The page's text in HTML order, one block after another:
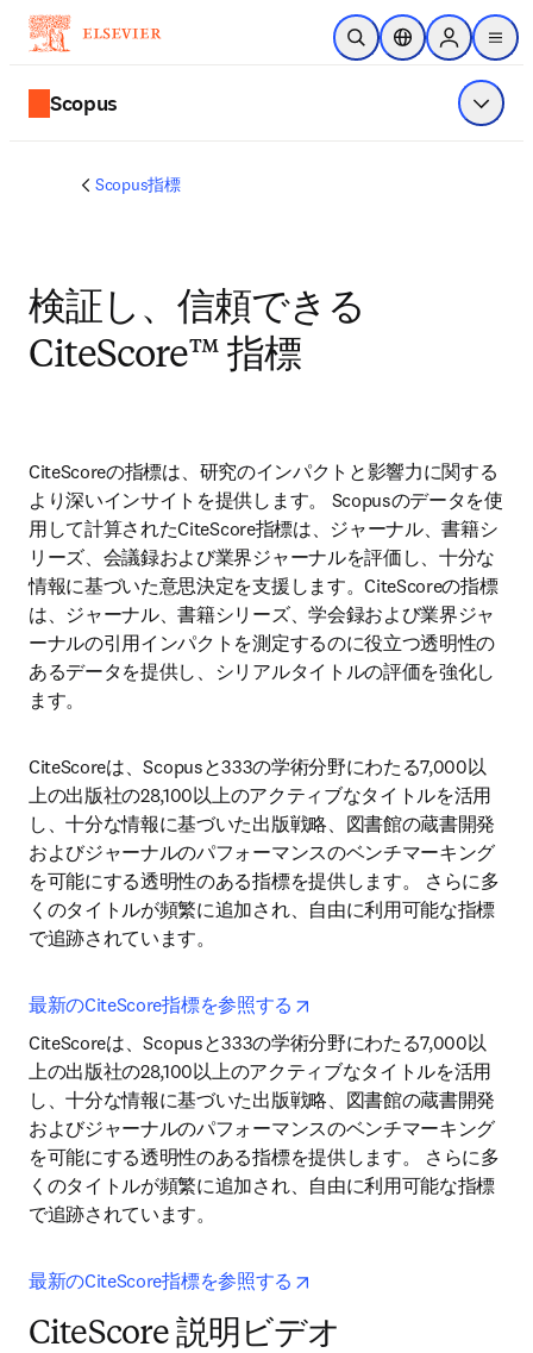
メインのコンテンツにスキップ
検索を開くロケーションセレ
Sign in to
menu
Scopus メニュ
Scopus指標
検証し、信頼できる
CiteScore™ 指標
CiteScoreの指標は、研究のインパクトと影響力に関する
より深いインサイトを提供します。 Scopusのデータを使
用して計算されたCiteScore指標は、ジャーナル、書籍シ
リーズ、会議録および業界ジャーナルを評価し、十分な
情報に基づいた意思決定を支援します。CiteScoreの指標
は、ジャーナル、書籍シリーズ、学会録および業界ジャ
ーナルの引用インパクトを測定するのに役立つ透明性の
あるデータを提供し、シリアルタイトルの評価を強化し
ます。
CiteScoreは、Scopusと333の学術分野にわたる7,000以
上の出版社の28,100以上のアクティブなタイトルを活用
し、十分な情報に基づいた出版戦略、図書館の蔵書開発
およびジャーナルのパフォーマンスのベンチマーキング
を可能にする透明性のある指標を提供します。 さらに多
くのタイトルが頻繁に追加され、自由に利用可能な指標
で追跡されています。
最新のCiteScore指標を参照する
CiteScoreは、Scopusと333の学術分野にわたる7,000以
上の出版社の28,100以上のアクティブなタイトルを活用
し、十分な情報に基づいた出版戦略、図書館の蔵書開発
およびジャーナルのパフォーマンスのベンチマーキング
を可能にする透明性のある指標を提供します。 さらに多
くのタイトルが頻繁に追加され、自由に利用可能な指標
で追跡されています。
最新のCiteScore指標を参照する
CiteScore 説明ビデオ